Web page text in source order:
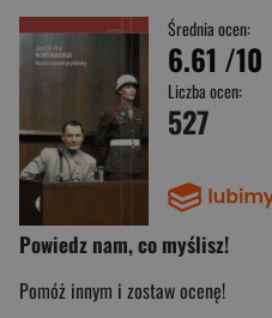
Średnia ocen:
6.61 /10
Liczba ocen:
527
Powiedz nam, co myślisz!
Pomóż innym i zostaw ocenę!